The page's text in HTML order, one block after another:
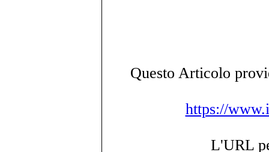
Questo Articolo
https://
L'URL